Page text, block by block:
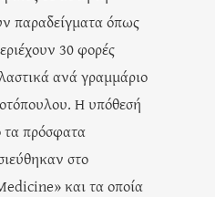
παραδείγματα όπως
30 φορές
ανά γραμμάριο
Η υπόθεσή
τα πρόσφατα
στο
και τα οποία